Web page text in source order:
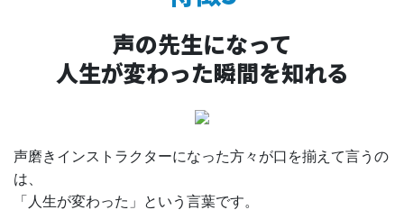
声の先生になって
人生が変わった瞬間を知れる
声磨きインストラクターになった方々が口を揃えて言うの
は、
「人生が変わった」という言葉です。